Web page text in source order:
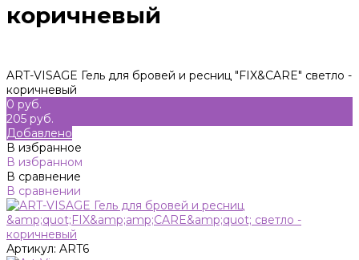
коричневый
ART-VISAGE Гель для бровей и ресниц "FIX&CARE" светло -
коричневый
0 руб.
205 руб.
Добавлено
В избранное
В избранном
В сравнение
В сравнении
Артикул: ART6